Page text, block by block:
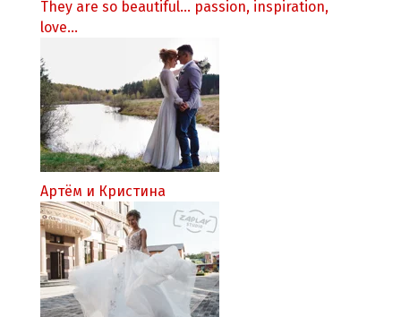
They are so beautiful... passion, inspiration,
love...
Артём и Кристина